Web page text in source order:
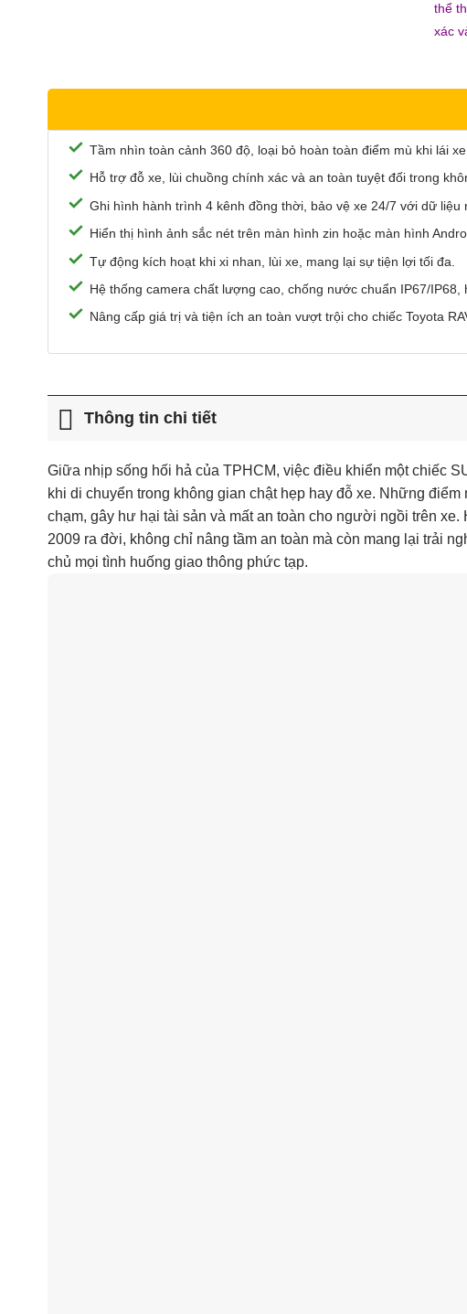
thể
xác
Tầm nhìn toàn cảnh 360 độ, loại bỏ hoàn toàn điểm mù khi lái xe.
Hỗ trợ đỗ xe, lùi chuồng chính xác và an toàn tuyệt đối trong
Ghi hình hành trình 4 kênh đồng thời, bảo vệ xe 24/7 với dữ liệu
Hiển thị hình ảnh sắc nét trên màn hình zin hoặc màn hình
Tự động kích hoạt khi xi nhan, lùi xe, mang lại sự tiện lợi tối đa.
Hệ thống camera chất lượng cao, chống nước chuẩn IP67/IP68,
Nâng cấp giá trị và tiện ích an toàn vượt trội cho chiếc Toyota
Thông tin chi tiết
Giữa nhịp sống hối hả của TPHCM, việc điều khiển một chiếc
khi di chuyển trong không gian chật hẹp hay đỗ xe. Những
chạm, gây hư hại tài sản và mất an toàn cho người ngồi trên
2009 ra đời, không chỉ nâng tầm an toàn mà còn mang lại trải
chủ mọi tình huống giao thông phức tạp.